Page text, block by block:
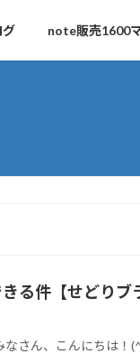
グ note販売1600
る件【せどりブ
なさん、こんにちは！